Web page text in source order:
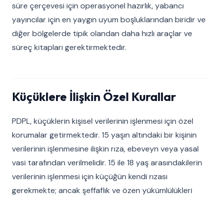
süre çerçevesi için operasyonel hazırlık, yabancı
yayıncılar için en yaygın uyum boşluklarından biridir ve
diğer bölgelerde tipik olandan daha hızlı araçlar ve
süreç kitapları gerektirmektedir.
Küçüklere İlişkin Özel Kurallar
PDPL, küçüklerin kişisel verilerinin işlenmesi için özel
korumalar getirmektedir. 15 yaşın altındaki bir kişinin
verilerinin işlenmesine ilişkin rıza, ebeveyn veya yasal
vasi tarafından verilmelidir. 15 ile 18 yaş arasındakilerin
verilerinin işlenmesi için küçüğün kendi rızası
gerekmekte; ancak şeffaflık ve özen yükümlülükleri